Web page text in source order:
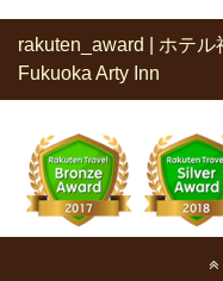
rakuten_award | ホテル
Fukuoka Arty Inn